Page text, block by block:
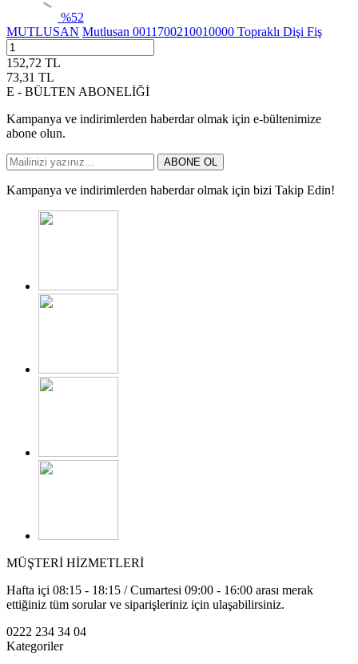
%52
MUTLUSAN Mutlusan 0011700210010000 Topraklı Dişi Fiş
152,72 TL
73,31 TL
E - BÜLTEN ABONELİĞİ
Kampanya ve indirimlerden haberdar olmak için e-bültenimize
abone olun.
ABONE OL
Kampanya ve indirimlerden haberdar olmak için bizi Takip Edin!
MÜŞTERİ HİZMETLERİ
Hafta içi 08:15 - 18:15 / Cumartesi 09:00 - 16:00 arası merak
ettiğiniz tüm sorular ve siparişleriniz için ulaşabilirsiniz.
0222 234 34 04
Kategoriler